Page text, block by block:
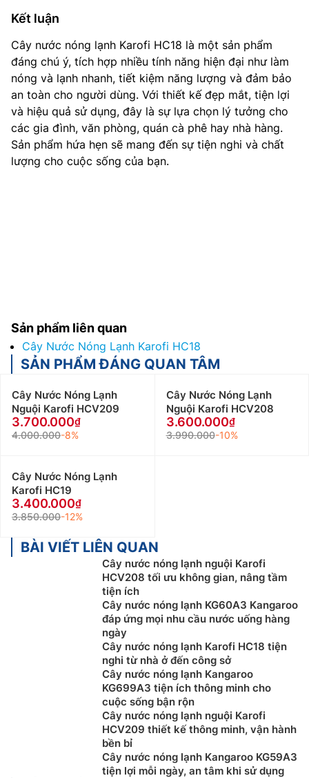
Kết luận
Cây nước nóng lạnh Karofi HC18 là một sản phẩm
đáng chú ý, tích hợp nhiều tính năng hiện đại như làm
nóng và lạnh nhanh, tiết kiệm năng lượng và đảm bảo
an toàn cho người dùng. Với thiết kế đẹp mắt, tiện lợi
và hiệu quả sử dụng, đây là sự lựa chọn lý tưởng cho
các gia đình, văn phòng, quán cà phê hay nhà hàng.
Sản phẩm hứa hẹn sẽ mang đến sự tiện nghi và chất
lượng cho cuộc sống của bạn.
Sản phẩm liên quan
Cây Nước Nóng Lạnh Karofi HC18
SẢN PHẨM ĐÁNG QUAN TÂM
Cây Nước Nóng Lạnh
Nguội Karofi HCV209
3.700.000
4.000.000-8%
Cây Nước Nóng Lạnh
Nguội Karofi HCV208
3.600.000
3.990.000-10%
Cây Nước Nóng Lạnh
Karofi HC19
3.400.000
3.850.000-12%
BÀI VIẾT LIÊN QUAN
Cây nước nóng lạnh nguội Karofi
HCV208 tối ưu không gian, nâng tầm
tiện ích
Cây nước nóng lạnh KG60A3 Kangaroo
đáp ứng mọi nhu cầu nước uống hàng
ngày
Cây nước nóng lạnh Karofi HC18 tiện
nghi từ nhà ở đến công sở
Cây nước nóng lạnh Kangaroo
KG699A3 tiện ích thông minh cho
cuộc sống bận rộn
Cây nước nóng lạnh nguội Karofi
HCV209 thiết kế thông minh, vận hành
bền bỉ
Cây nước nóng lạnh Kangaroo KG59A3
tiện lợi mỗi ngày, an tâm khi sử dụng